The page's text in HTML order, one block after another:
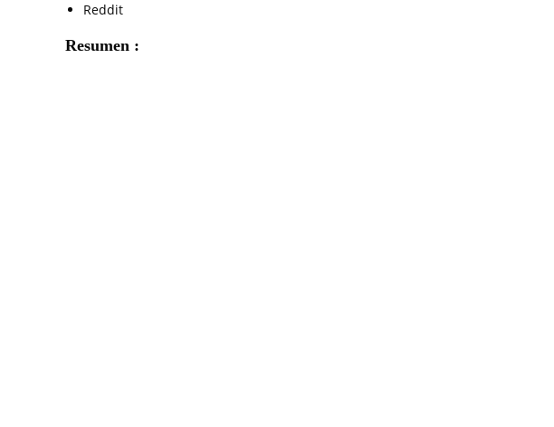
Reddit
Resumen :